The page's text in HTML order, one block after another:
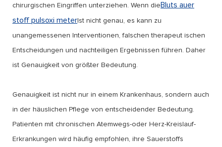
chirurgischen Eingriffen unterziehen. Wenn die Bluts auer
stoff pulsoxi meter Ist nicht genau, es kann zu
unangemessenen Interventionen, falschen therapeut ischen
Entscheidungen und nachteiligen Ergebnissen führen. Daher
ist Genauigkeit von größter Bedeutung.
Genauigkeit ist nicht nur in einem Krankenhaus, sondern auch
in der häuslichen Pflege von entscheidender Bedeutung.
Patienten mit chronischen Atemwegs-oder Herz-Kreislauf-
Erkrankungen wird häufig empfohlen, ihre Sauerstoffs